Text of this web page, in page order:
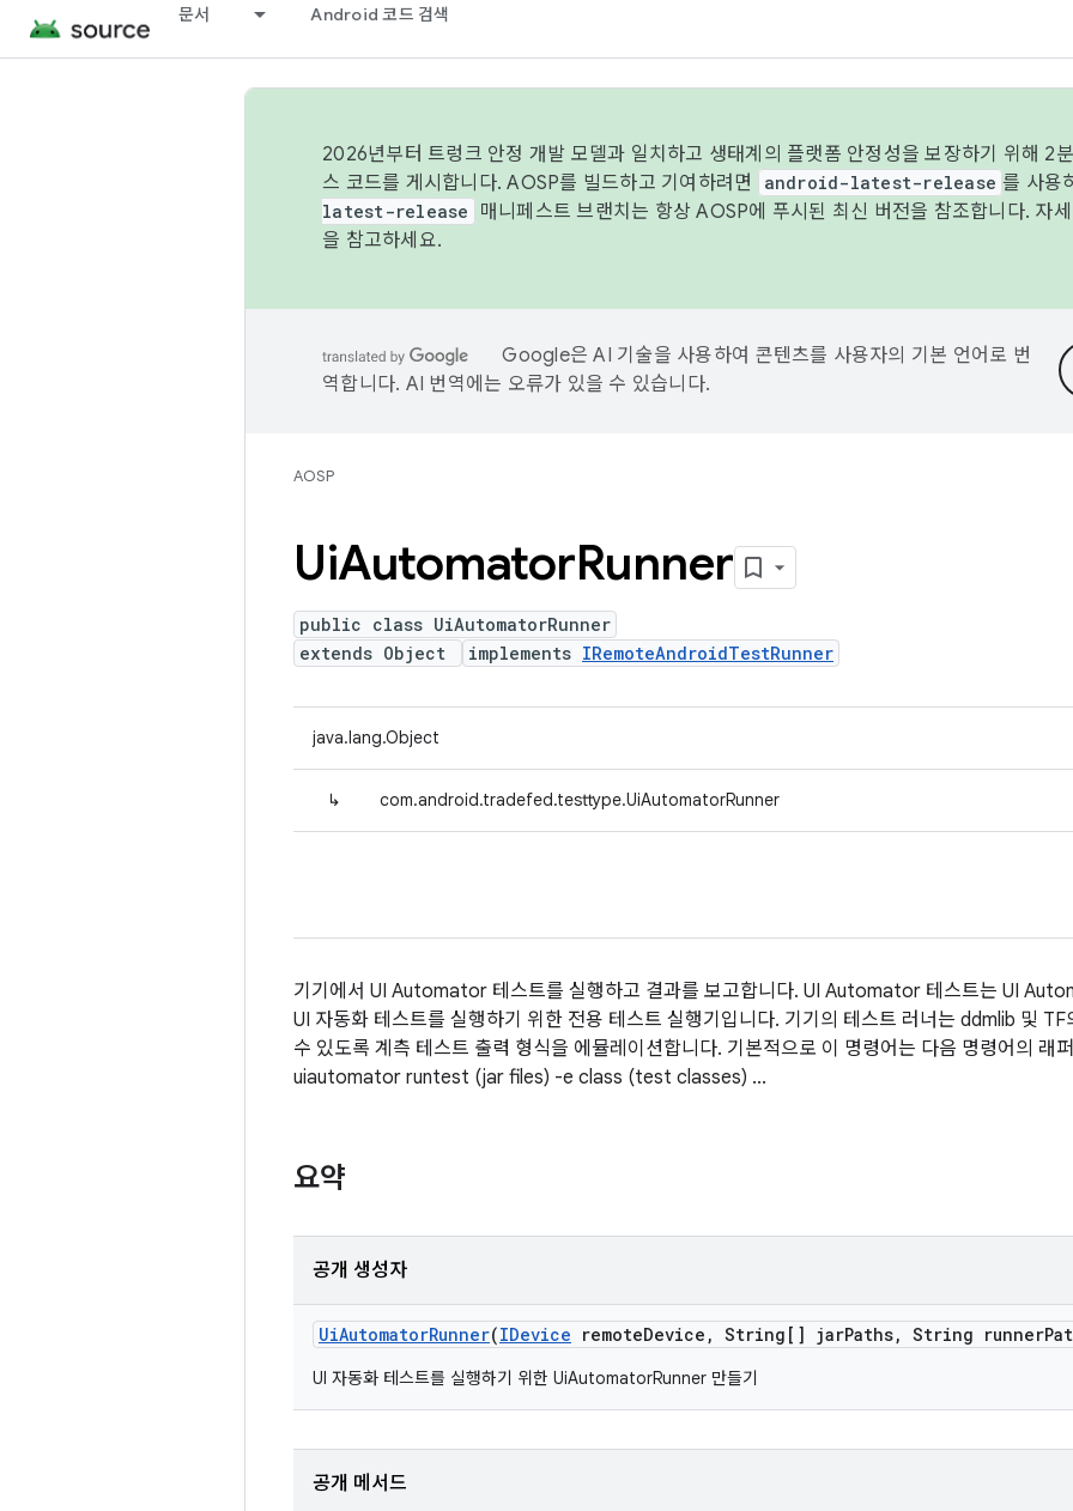
문서 Android 코드 검색
2026년부터 트렁크 안정 개발 모델과 일치하고 생태계의 플랫폼 안정성을 보장하기 위해 2
스 코드를 게시합니다. AOSP를 빌드하고 기여하려면
android-latest-release 를 사용
latest-release
매니페스트 브랜치는 항상 AOSP에 푸시된 최신 버전을 참조합니다. 자
을 참고하세요.
Google은 AI 기술을 사용하여 콘텐츠를 사용자의 기본 언어로 번
역합니다. AI 번역에는 오류가 있을 수 있습니다.
AOSP
UiAutomatorRunner
public class UiAutomatorRunner
extends Object
implements IRemoteAndroidTestRunner
java.lang.Object
↳ com.android.tradefed.testtype.UiAutomatorRunner
기기에서 UI Automator 테스트를 실행하고 결과를 보고합니다. UI Automator 테스트는 UI
UI 자동화 테스트를 실행하기 위한 전용 테스트 실행기입니다. 기기의 테스트 러너는 ddmlib 및
수 있도록 계측 테스트 출력 형식을 에뮬레이션합니다. 기본적으로 이 명령어는 다음 명령어의 래
uiautomator runtest (jar files) -e class (test classes) ...
요약
공개 생성자
UiAutomatorRunner(IDevice remoteDevice , String[] jarPaths, String runner
UI 자동화 테스트를 실행하기 위한 UiAutomatorRunner 만들기
공개 메서드